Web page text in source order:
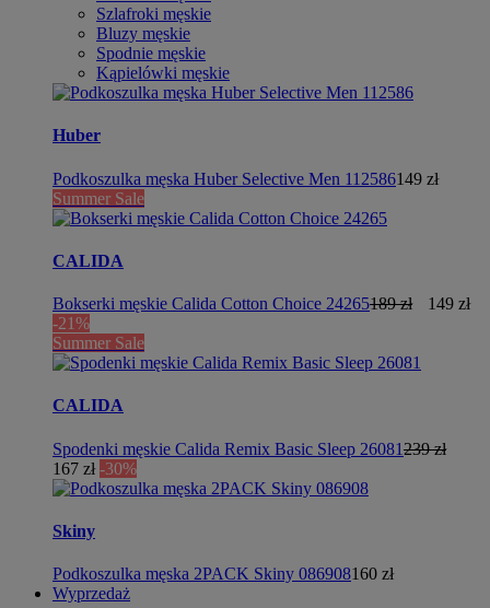
Szlafroki męskie
Bluzy męskie
Spodnie męskie
Kąpielówki męskie
Huber
Podkoszulka męska Huber Selective Men 112586149 zł
Summer Sale
CALIDA
Bokserki męskie Calida Cotton Choice 24265189 zł
149 zł
-21%
Summer Sale
CALIDA
Spodenki męskie Calida Remix Basic Sleep 26081239 zł
167 zł -30%
Skiny
Podkoszulka męska 2PACK Skiny 086908160 zł
Wyprzedaż